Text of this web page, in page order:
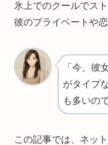
氷上でのクールでス
彼のプライベートや
「今、彼
がタイプ
も多いの
この記事では、ネッ